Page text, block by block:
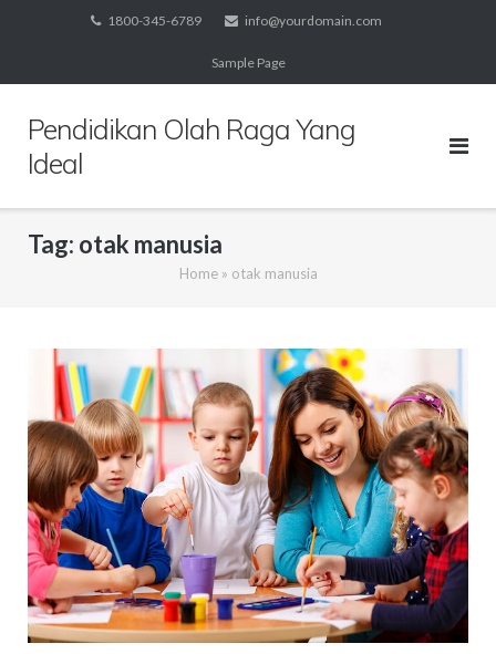
1800-345-6789 info@yourdomain.com
Sample Page
Pendidikan Olah Raga Yang
Ideal
Tag: otak manusia
Home» otak manusia